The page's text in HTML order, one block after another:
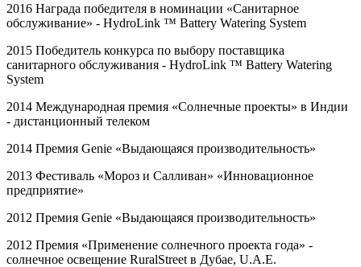
2016 Награда победителя в номинации «Санитарное
обслуживание» - HydroLink ™ Battery Watering System
2015 Победитель конкурса по выбору поставщика
санитарного обслуживания - HydroLink ™ Battery Watering
System
2014 Международная премия «Солнечные проекты» в Индии
- дистанционный телеком
2014 Премия Genie «Выдающаяся производительность»
2013 Фестиваль «Мороз и Салливан» «Инновационное
предприятие»
2012 Премия Genie «Выдающаяся производительность»
2012 Премия «Применение солнечного проекта года» -
солнечное освещение RuralStreet в Дубае, U.A.E.